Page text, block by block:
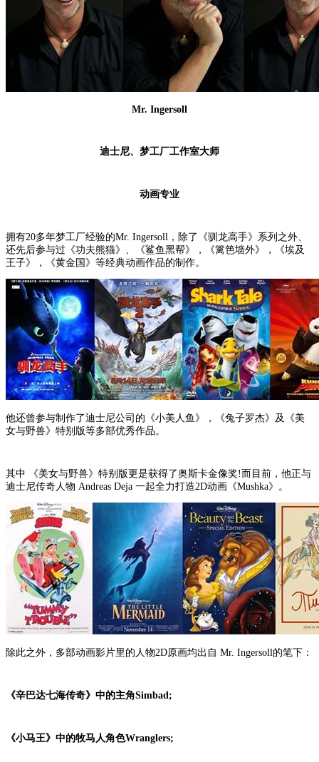
Mr. Ingersoll
迪士尼、梦工厂工作室大师
动画专业
拥有20多年梦工厂经验的Mr. Ingersoll，除了《驯龙高手》系列之外、
还先后参与过《功夫熊猫》、《鲨鱼黑帮》，《篱笆墙外》，《埃及
王子》，《黄金国》等经典动画作品的制作。
他还曾参与制作了迪士尼公司的《小美人鱼》，《兔子罗杰》及《美
女与野兽》特别版等多部优秀作品。
其中 《美女与野兽》特别版更是获得了奥斯卡金像奖!而目前，他正与
迪士尼传奇人物 Andreas Deja 一起全力打造2D动画《Mushka》。
除此之外，多部动画影片里的人物2D原画均出自 Mr. Ingersoll的笔下：
《辛巴达七海传奇》中的主角Simbad;
《小马王》中的牧马人角色Wranglers;